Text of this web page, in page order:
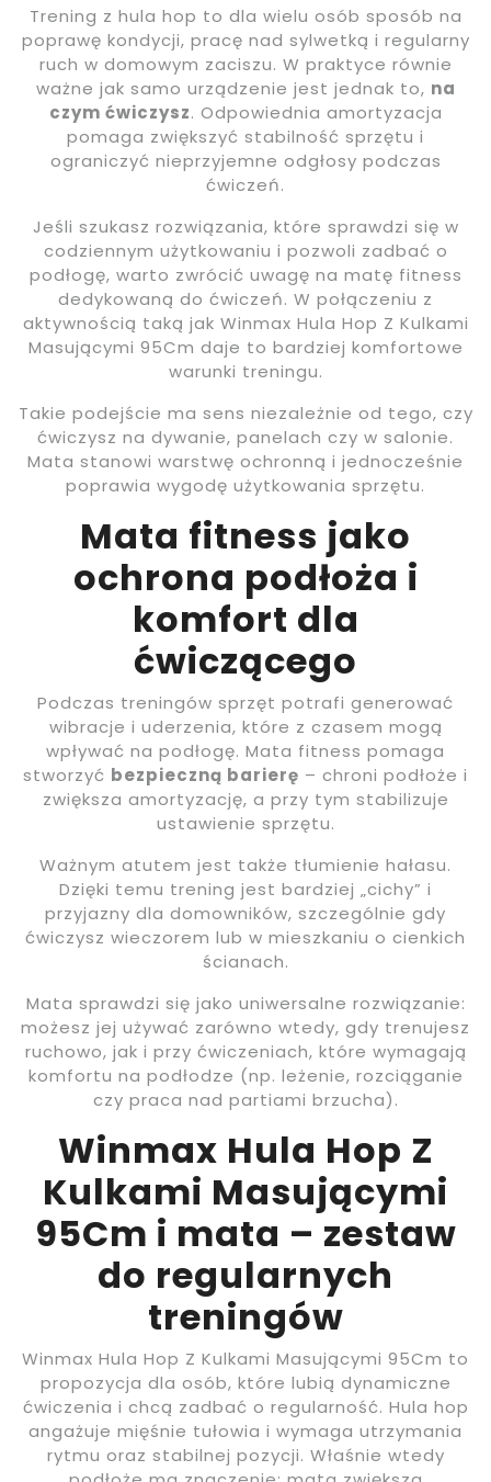
Trening z hula hop to dla wielu osób sposób na
poprawę kondycji, pracę nad sylwetką i regularny
ruch w domowym zaciszu. W praktyce równie
ważne jak samo urządzenie jest jednak to, na
czym ćwiczysz. Odpowiednia amortyzacja
pomaga zwiększyć stabilność sprzętu i
ograniczyć nieprzyjemne odgłosy podczas
ćwiczeń.
Jeśli szukasz rozwiązania, które sprawdzi się w
codziennym użytkowaniu i pozwoli zadbać o
podłogę, warto zwrócić uwagę na matę fitness
dedykowaną do ćwiczeń. W połączeniu z
aktywnością taką jak Winmax Hula Hop Z Kulkami
Masującymi 95Cm daje to bardziej komfortowe
warunki treningu.
Takie podejście ma sens niezależnie od tego, czy
ćwiczysz na dywanie, panelach czy w salonie.
Mata stanowi warstwę ochronną i jednocześnie
poprawia wygodę użytkowania sprzętu.
Mata fitness jako
ochrona podłoża i
komfort dla
ćwiczącego
Podczas treningów sprzęt potrafi generować
wibracje i uderzenia, które z czasem mogą
wpływać na podłogę. Mata fitness pomaga
stworzyć bezpieczną barierę – chroni podłoże i
zwiększa amortyzację, a przy tym stabilizuje
ustawienie sprzętu.
Ważnym atutem jest także tłumienie hałasu.
Dzięki temu trening jest bardziej „cichy” i
przyjazny dla domowników, szczególnie gdy
ćwiczysz wieczorem lub w mieszkaniu o cienkich
ścianach.
Mata sprawdzi się jako uniwersalne rozwiązanie:
możesz jej używać zarówno wtedy, gdy trenujesz
ruchowo, jak i przy ćwiczeniach, które wymagają
komfortu na podłodze (np. leżenie, rozciąganie
czy praca nad partiami brzucha).
Winmax Hula Hop Z
Kulkami Masującymi
95Cm i mata – zestaw
do regularnych
treningów
Winmax Hula Hop Z Kulkami Masującymi 95Cm to
propozycja dla osób, które lubią dynamiczne
ćwiczenia i chcą zadbać o regularność. Hula hop
angażuje mięśnie tułowia i wymaga utrzymania
rytmu oraz stabilnej pozycji. Właśnie wtedy